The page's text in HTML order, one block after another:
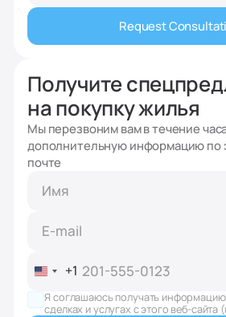
Request
Получите
на покупку жилья
Мы перезвоним вам в течение
дополнительную информацию по
почте
United
States
+1
+1
Я соглашаюсь получать
сделках и услугах с этого веб-сайта